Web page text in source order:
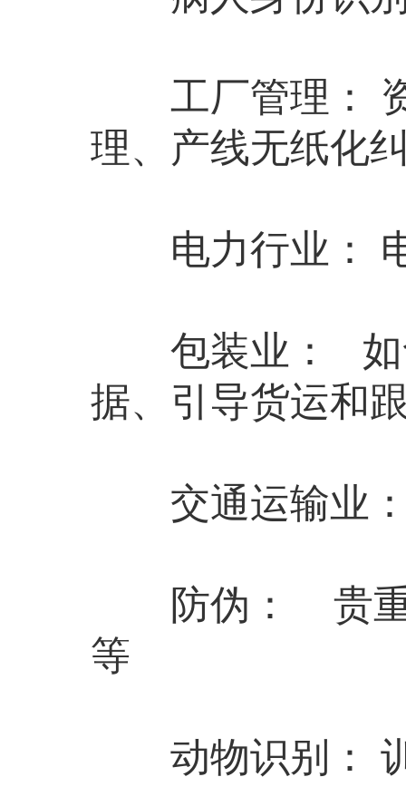
工厂管理： 资
理、产线无纸化
电力行业： 电
包装业： 如食
据、引导货运和
交通运输业：
防伪： 贵重物
等
动物识别： 训